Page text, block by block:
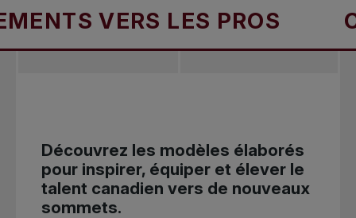
LES PROS
Découvrez les modèles élaborés
pour inspirer, équiper et élever le
talent canadien vers de nouveaux
sommets.